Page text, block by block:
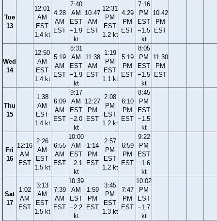
Tue
13
12:01
AM
EST
1.4 kt
4:28
AM
EST
7:40
AM
EST
−1.9
kt
10:47
AM
EST
12:31
PM
EST
1.2 kt
4:29
PM
EST
7:16
PM
EST
−1.5
kt
10:42
PM
EST
Wed
14
12:50
AM
EST
1.4 kt
5:19
AM
EST
8:31
AM
EST
−1.9
kt
11:38
AM
EST
1:19
PM
EST
1.1 kt
5:19
PM
EST
8:05
PM
EST
−1.5
kt
11:30
PM
EST
Thu
15
1:38
AM
EST
1.4 kt
6:09
AM
EST
9:17
AM
EST
−2.0
kt
12:27
PM
EST
2:08
PM
EST
1.2 kt
6:10
PM
EST
8:45
PM
EST
−1.5
kt
Fri
16
12:16
AM
EST
2:26
AM
EST
1.5 kt
6:55
AM
EST
10:00
AM
EST
−2.1
kt
1:14
PM
EST
2:57
PM
EST
1.2 kt
6:59
PM
EST
9:22
PM
EST
−1.6
kt
Sat
17
1:02
AM
EST
3:13
AM
EST
1.5 kt
7:39
AM
EST
10:39
AM
EST
−2.2
kt
1:59
PM
EST
3:45
PM
EST
1.3 kt
7:47
PM
EST
10:02
PM
EST
−1.7
kt